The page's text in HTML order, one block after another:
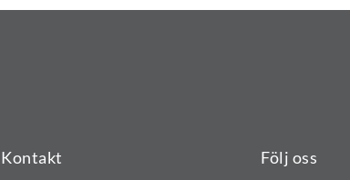
Kontakt Följ oss